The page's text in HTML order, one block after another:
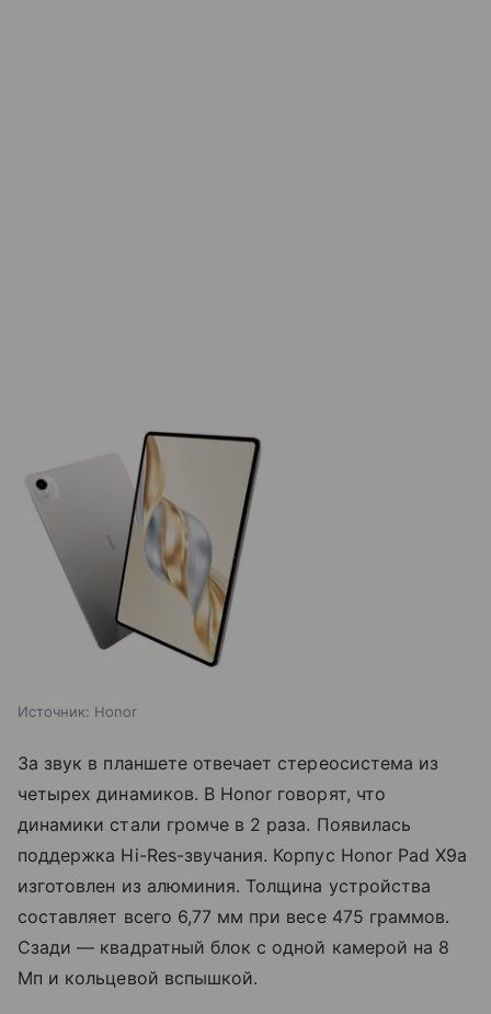
Источник: Honor
За звук в планшете отвечает стереосистема из
четырех динамиков. В Honor говорят, что
динамики стали громче в 2 раза. Появилась
поддержка Hi-Res-звучания. Корпус Honor Pad X9a
изготовлен из алюминия. Толщина устройства
составляет всего 6,77 мм при весе 475 граммов.
Сзади — квадратный блок с одной камерой на 8
Мп и кольцевой вспышкой.